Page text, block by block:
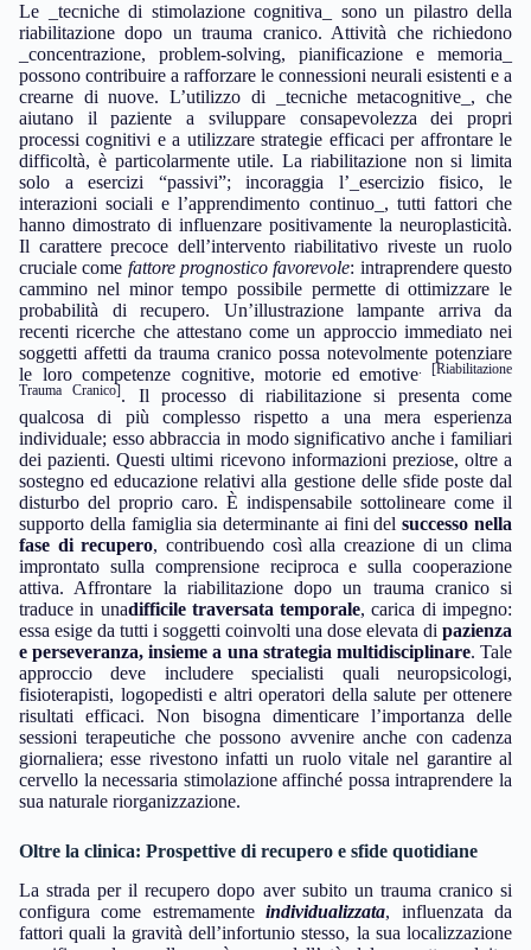
Le _tecniche di stimolazione cognitiva_ sono un pilastro della
riabilitazione dopo un trauma cranico. Attività che richiedono
_concentrazione, problem-solving, pianificazione e memoria_
possono contribuire a rafforzare le connessioni neurali esistenti e a
crearne di nuove. L’utilizzo di _tecniche metacognitive_, che
aiutano il paziente a sviluppare consapevolezza dei propri
processi cognitivi e a utilizzare strategie efficaci per affrontare le
difficoltà, è particolarmente utile. La riabilitazione non si limita
solo a esercizi “passivi”; incoraggia l’_esercizio fisico, le
interazioni sociali e l’apprendimento continuo_, tutti fattori che
hanno dimostrato di influenzare positivamente la neuroplasticità.
Il carattere precoce dell’intervento riabilitativo riveste un ruolo
cruciale come fattore prognostico favorevole: intraprendere questo
cammino nel minor tempo possibile permette di ottimizzare le
probabilità di recupero. Un’illustrazione lampante arriva da
recenti ricerche che attestano come un approccio immediato nei
soggetti affetti da trauma cranico possa notevolmente potenziare
le loro competenze cognitive, motorie ed emotive. [Riabilitazione
Trauma Cranico]. Il processo di riabilitazione si presenta come
qualcosa di più complesso rispetto a una mera esperienza
individuale; esso abbraccia in modo significativo anche i familiari
dei pazienti. Questi ultimi ricevono informazioni preziose, oltre a
sostegno ed educazione relativi alla gestione delle sfide poste dal
disturbo del proprio caro. È indispensabile sottolineare come il
supporto della famiglia sia determinante ai fini delsuccesso nella
fase di recupero, contribuendo così alla creazione di un clima
improntato sulla comprensione reciproca e sulla cooperazione
attiva. Affrontare la riabilitazione dopo un trauma cranico si
traduce in unadifficile traversata temporale, carica di impegno:
essa esige da tutti i soggetti coinvolti una dose elevata di pazienza
e perseveranza, insieme a una strategia multidisciplinare. Tale
approccio deve includere specialisti quali neuropsicologi,
fisioterapisti, logopedisti e altri operatori della salute per ottenere
risultati efficaci. Non bisogna dimenticare l’importanza delle
sessioni terapeutiche che possono avvenire anche con cadenza
giornaliera; esse rivestono infatti un ruolo vitale nel garantire al
cervello la necessaria stimolazione affinché possa intraprendere la
sua naturale riorganizzazione.
Oltre la clinica: Prospettive di recupero e sfide quotidiane
La strada per il recupero dopo aver subito un trauma cranico si
configura come estremamenteindividualizzata, influenzata da
fattori quali la gravità dell’infortunio stesso, la sua localizzazione